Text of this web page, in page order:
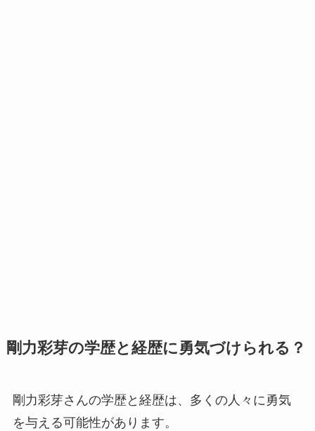
剛力彩芽の学歴と経歴に勇気づけられる？
剛力彩芽さんの学歴と経歴は、多くの人々に勇気
を与える可能性があります。